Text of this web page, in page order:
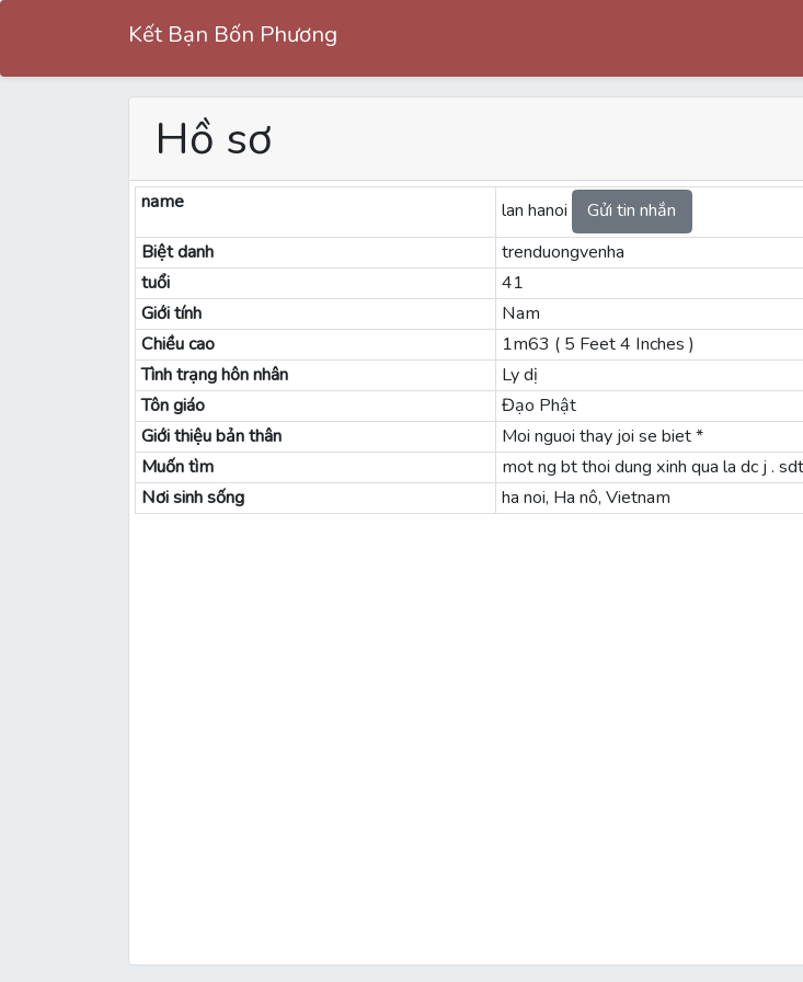
Kết Bạn Bốn Phương
Hồ sơ
name lan hanoi
Gửi tin nhắn
Biệt danh
trenduongvenha
tuổi
41
Giới tính
Nam
Chiều cao
1m63 ( 5 Feet 4 Inches )
Tình trạng hôn nhân
Ly dị
Tôn giáo
Đạo Phật
Giới thiệu bản thân
Moi nguoi thay joi se biet *
Muốn tìm
mot ng bt thoi dung xinh qua la dc j .
Nơi sinh sống
ha noi, Ha nô, Vietnam